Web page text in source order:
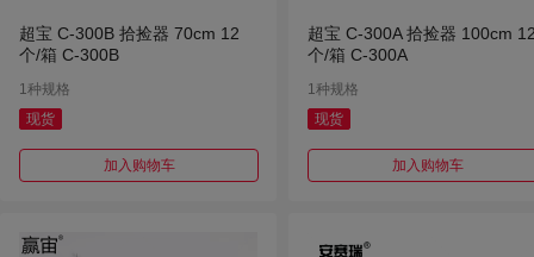
超宝 C-300B 拾捡器 70cm 12
个/箱 C-300B
1种规格
现货
加入购物车
超宝 C-300A 拾捡器 100cm
个/箱 C-300A
1种规格
现货
加入购物车